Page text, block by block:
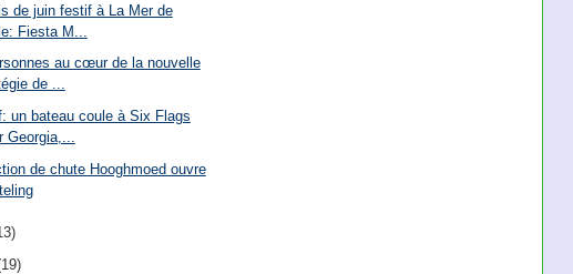
de juin festif à La Mer de
Fiesta M...
au cœur de la nouvelle
de ...
un bateau coule à Six Flags
Georgia,...
de chute Hooghmoed ouvre